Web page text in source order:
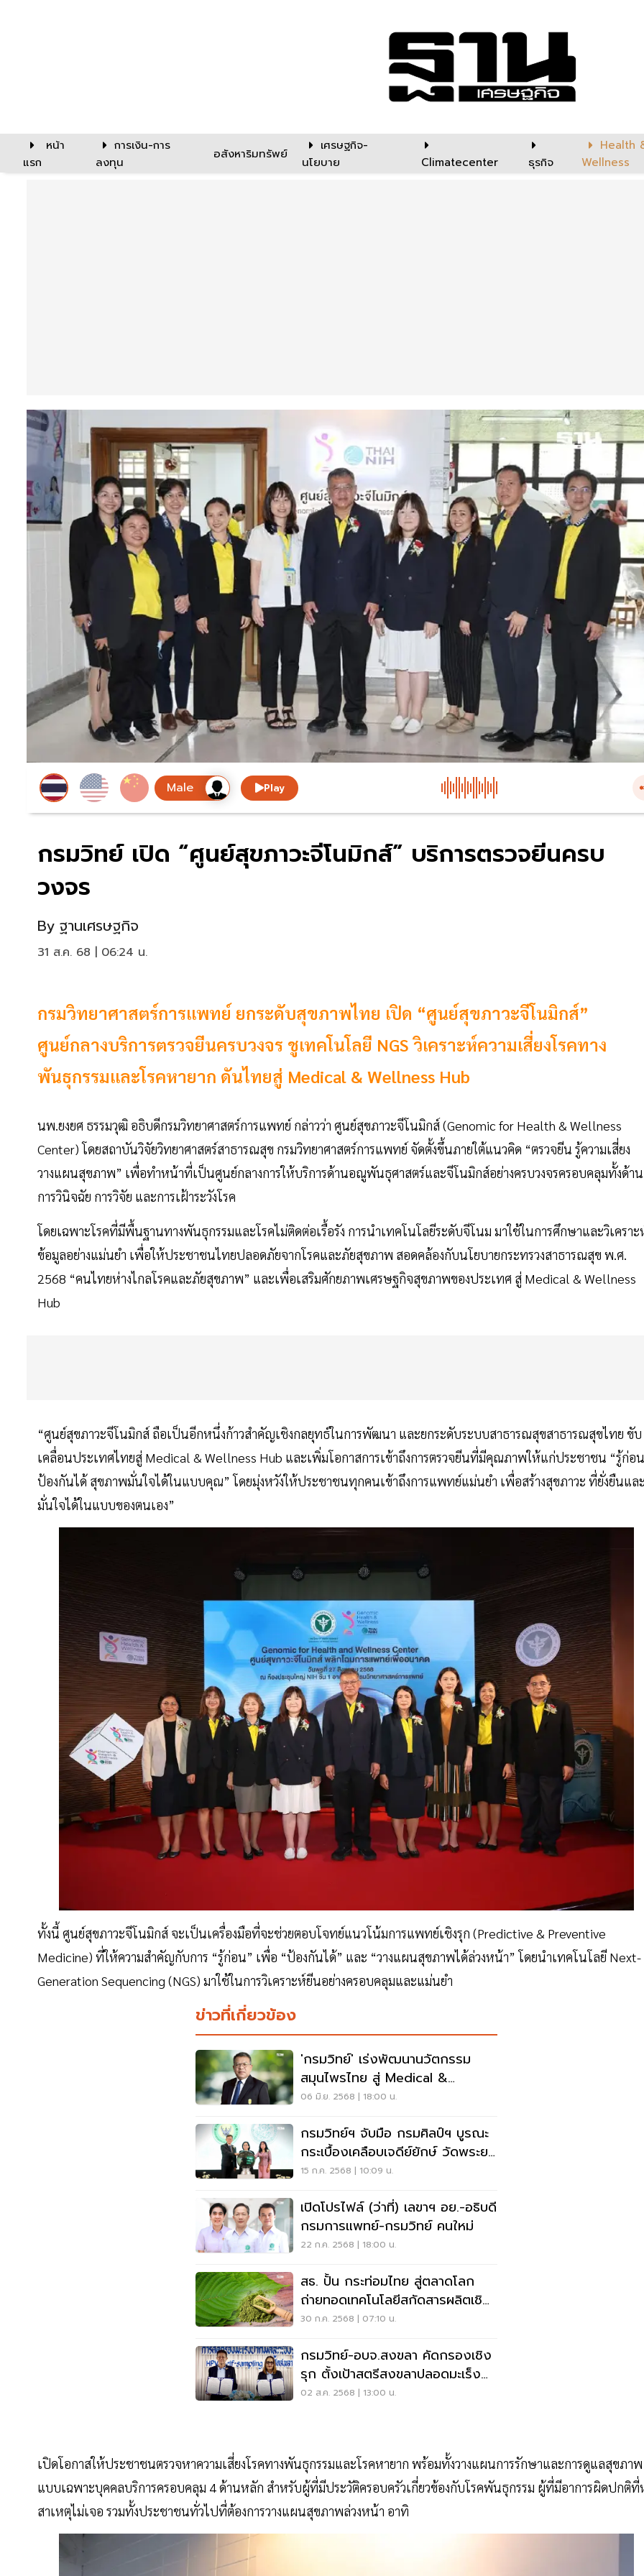
หน้า
แรก
การเงิน-การ
ลงทุน
อสังหาริมทรัพย์
เศรษฐกิจ-
นโยบาย
Climatecenter ธุรกิจ
Health
Wellness
Play
กรมวิทย์ เปิด “ศูนย์สุขภาวะจีโนมิกส์” บริการตรวจยีนครบ
วงจร
By ฐานเศรษฐกิจ
31 ส.ค. 68 | 06:24 น.
กรมวิทยาศาสตร์การแพทย์ ยกระดับสุขภาพไทย เปิด “ศูนย์สุขภาวะจีโนมิกส์”
ศูนย์กลางบริการตรวจยีนครบวงจร ชูเทคโนโลยี NGS วิเคราะห์ความเสี่ยงโรคทาง
พันธุกรรมและโรคหายาก ดันไทยสู่ Medical & Wellness Hub
นพ.ยงยศ ธรรมวุฒิ อธิบดีกรมวิทยาศาสตร์การแพทย์ กล่าวว่า ศูนย์สุขภาวะจีโนมิกส์ (Genomic for Health & Wellness
Center) โดยสถาบันวิจัยวิทยาศาสตร์สาธารณสุข กรมวิทยาศาสตร์การแพทย์ จัดตั้งขึ้นภายใต้แนวคิด “ตรวจยีน รู้ความเสี่ยง
วางแผนสุขภาพ” เพื่อทำหน้าที่เป็นศูนย์กลางการให้บริการด้านอณูพันธุศาสตร์และจีโนมิกส์อย่างครบวงจรครอบคลุมทั้งด้าน
การวินิจฉัย การวิจัย และการเฝ้าระวังโรค
โดยเฉพาะโรคที่มีพื้นฐานทางพันธุกรรมและโรคไม่ติดต่อเรื้อรัง การนำเทคโนโลยีระดับจีโนม มาใช้ในการศึกษาและวิเครา
ข้อมูลอย่างแม่นยำ เพื่อให้ประชาชนไทยปลอดภัยจากโรคและภัยสุขภาพ สอดคล้องกับนโยบายกระทรวงสาธารณสุข พ.ศ.
2568 “คนไทยห่างไกลโรคและภัยสุขภาพ” และเพื่อเสริมศักยภาพเศรษฐกิจสุขภาพของประเทศ สู่ Medical & Wellness
Hub
“ศูนย์สุขภาวะจีโนมิกส์ ถือเป็นอีกหนึ่งก้าวสำคัญเชิงกลยุทธ์ในการพัฒนา และยกระดับระบบสาธารณสุขสาธารณสุขไทย ขับ
เคลื่อนประเทศไทยสู่ Medical & Wellness Hub และเพิ่มโอกาสการเข้าถึงการตรวจยีนที่มีคุณภาพให้แก่ประชาชน “รู้ก่อน
ป้องกันได้ สุขภาพมั่นใจได้ในแบบคุณ” โดยมุ่งหวังให้ประชาชนทุกคนเข้าถึงการแพทย์แม่นยำ เพื่อสร้างสุขภาวะ ที่ยั่งยืนแล
มั่นใจได้ในแบบของตนเอง”
ทั้งนี้ ศูนย์สุขภาวะจีโนมิกส์ จะเป็นเครื่องมือที่จะช่วยตอบโจทย์แนวโน้มการแพทย์เชิงรุก (Predictive & Preventive
Medicine) ที่ให้ความสำคัญกับการ “รู้ก่อน” เพื่อ “ป้องกันได้” และ “วางแผนสุขภาพได้ล่วงหน้า” โดยนำเทคโนโลยี Next-
Generation Sequencing (NGS) มาใช้ในการวิเคราะห์ยีนอย่างครอบคลุมและแม่นยำ
ข่าวที่เกี่ยวข้อง
'กรมวิทย์' เร่งพัฒนานวัตกรรม
สมุนไพรไทย สู่ Medical &
Wellness Hub
06 มิ.ย. 2568 | 18:00 น.
กรมวิทย์ฯ จับมือ กรมศิลป์ฯ บูรณะ
กระเบื้องเคลือบเจดีย์ยักษ์ วัดพระยา
ทำฯ
15 ก.ค. 2568 | 10:09 น.
เปิดโปรไฟล์ (ว่าที่) เลขาฯ อย.-อธิบดี
กรมการแพทย์-กรมวิทย์ คนใหม่
22 ก.ค. 2568 | 18:00 น.
สธ. ปั้น กระท่อมไทย สู่ตลาดโลก
ถ่ายทอดเทคโนโลยีสกัดสารผลิตเชิง
พาณิชย์
30 ก.ค. 2568 | 07:10 น.
กรมวิทย์-อบจ.สงขลา คัดกรองเชิง
รุก ตั้งเป้าสตรีสงขลาปลอดมะเร็ง
ปากมดลูก
02 ส.ค. 2568 | 13:00 น.
เปิดโอกาสให้ประชาชนตรวจหาความเสี่ยงโรคทางพันธุกรรมและโรคหายาก พร้อมทั้งวางแผนการรักษาและการดูแลสุขภาพ
แบบเฉพาะบุคคลบริการครอบคลุม 4 ด้านหลัก สำหรับผู้ที่มีประวัติครอบครัวเกี่ยวข้องกับโรคพันธุกรรม ผู้ที่มีอาการผิดปกติที่
สาเหตุไม่เจอ รวมทั้งประชาชนทั่วไปที่ต้องการวางแผนสุขภาพล่วงหน้า อาทิ